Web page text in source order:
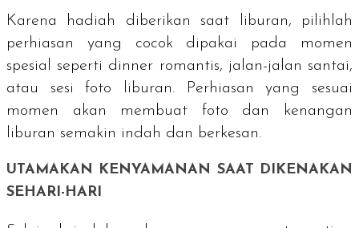
Karena hadiah diberikan saat liburan, pilihlah
perhiasan yang cocok dipakai pada momen
spesial seperti dinner romantis, jalan-jalan santai,
atau sesi foto liburan. Perhiasan yang sesuai
momen akan membuat foto dan kenangan
liburan semakin indah dan berkesan.
UTAMAKAN KENYAMANAN SAAT DIKENAKAN
SEHARI-HARI